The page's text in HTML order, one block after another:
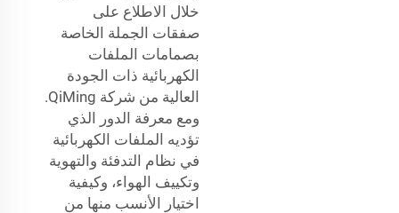
خلال الاطلاع على
صفقات الجملة الخاصة
بصمامات الملفات
الكهربائية ذات الجودة
العالية من شركة QiMing.
ومع معرفة الدور الذي
تؤديه الملفات الكهربائية
في نظام التدفئة والتهوية
وتكييف الهواء، وكيفية
اختيار الأنسب منها من